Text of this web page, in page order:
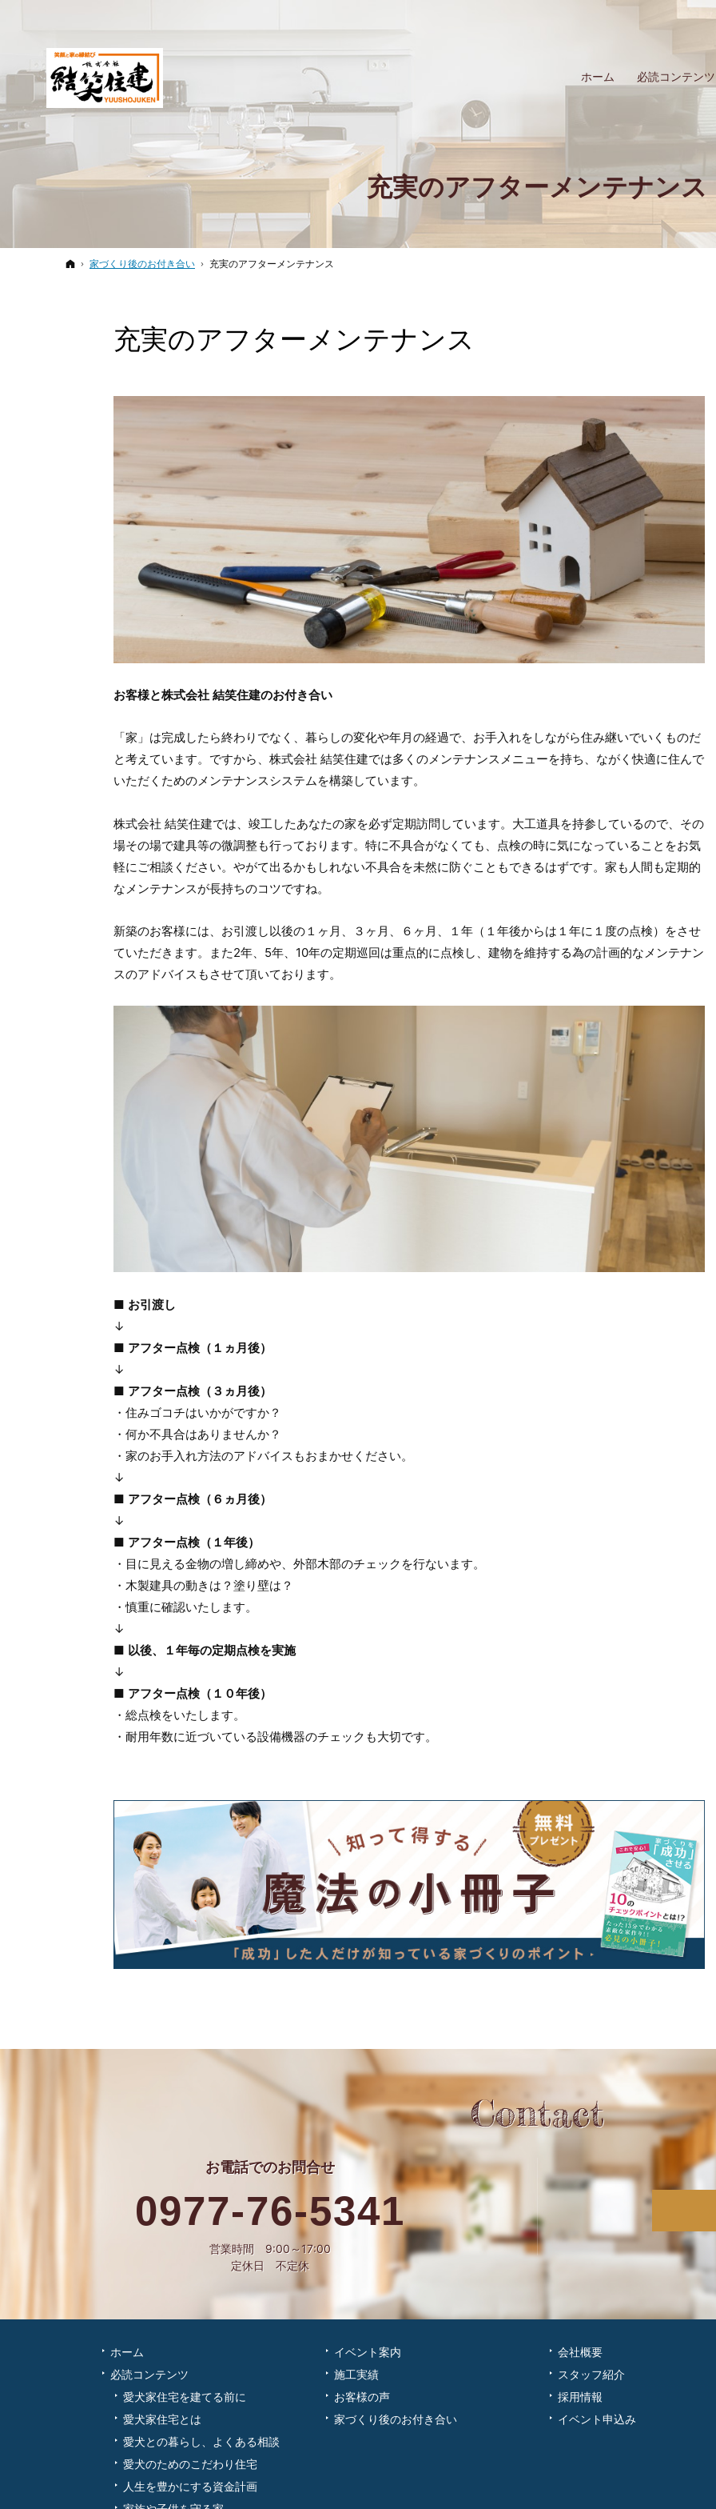
充実のアフターメンテナンス
ホーム
家づくり後のお付き合い 充実のアフターメンテナンス
充実のアフターメンテナンス
お客様と株式会社 結笑住建のお付き合い
「家」は完成したら終わりでなく、暮らしの変化や年月の経過で、お手入れをしながら住み継いでいくものだ
と考えています。ですから、株式会社 結笑住建では多くのメンテナンスメニューを持ち、ながく快適に住んで
いただくためのメンテナンスシステムを構築しています。
株式会社 結笑住建では、竣工したあなたの家を必ず定期訪問しています。大工道具を持参しているので、その
場その場で建具等の微調整も行っております。特に不具合がなくても、点検の時に気になっていることをお気
軽にご相談ください。やがて出るかもしれない不具合を未然に防ぐこともできるはずです。家も人間も定期的
なメンテナンスが長持ちのコツですね。
新築のお客様には、お引渡し以後の１ヶ月、３ヶ月、６ヶ月、１年（１年後からは１年に１度の点検）をさせ
ていただきます。また2年、5年、10年の定期巡回は重点的に点検し、建物を維持する為の計画的なメンテナン
スのアドバイスもさせて頂いております。
■ お引渡し
↓
■ アフター点検（１ヵ月後）
↓
■ アフター点検（３ヵ月後）
・住みゴコチはいかがですか？
・何か不具合はありませんか？
・家のお手入れ方法のアドバイスもおまかせください。
↓
■ アフター点検（６ヵ月後）
↓
■ アフター点検（１年後）
・目に見える金物の増し締めや、外部木部のチェックを行ないます。
・木製建具の動きは？塗り壁は？
・慎重に確認いたします。
↓
■ 以後、１年毎の定期点検を実施
↓
■ アフター点検（１０年後）
・総点検をいたします。
・耐用年数に近づいている設備機器のチェックも大切です。
ホーム 必読コンテンツ
Contact
お電話でのお問合せ
0977-76-5341
営業時間 9:00～17:00
定休日 不定休
ホーム
必読コンテンツ
愛犬家住宅を建てる前に
愛犬家住宅とは
愛犬との暮らし、よくある相談
愛犬のためのこだわり住宅
人生を豊かにする資金計画
イベント案内
施工実績
お客様の声
家づくり後のお付き合い
会社概要
スタッフ紹介
採用情報
イベント申込み